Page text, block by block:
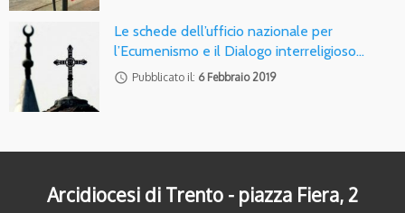
Le schede dell’ufficio nazionale per
l’Ecumenismo e il Dialogo interreligioso…
access_time Pubblicato il: 6 Febbraio 2019
Arcidiocesi di Trento - piazza Fiera, 2